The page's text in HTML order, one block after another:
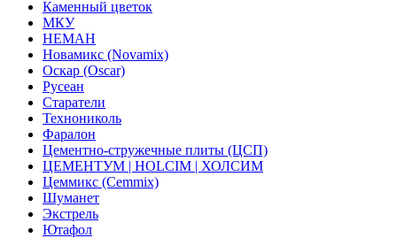
Каменный цветок
МКУ
НЕМАН
Новамикс (Novamix)
Оскар (Oscar)
Русеан
Старатели
Технониколь
Фаралон
Цементно-стружечные плиты (ЦСП)
ЦЕМЕНТУМ | HOLCIM | ХОЛСИМ
Цеммикс (Cemmix)
Шуманет
Экстрель
Ютафол